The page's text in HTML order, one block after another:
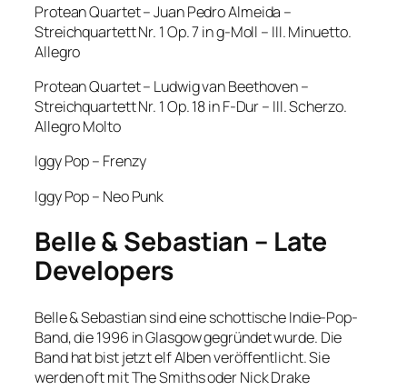
Protean Quartet – Juan Pedro Almeida –
Streichquartett Nr. 1 Op. 7 in g-Moll – III. Minuetto.
Allegro
Protean Quartet – Ludwig van Beethoven –
Streichquartett Nr. 1 Op. 18 in F-Dur – III. Scherzo.
Allegro Molto
Iggy Pop – Frenzy
Iggy Pop – Neo Punk
Belle & Sebastian – Late
Developers
Belle & Sebastian sind eine schottische Indie-Pop-
Band, die 1996 in Glasgow gegründet wurde. Die
Band hat bist jetzt elf Alben veröffentlicht. Sie
werden oft mit The Smiths oder Nick Drake